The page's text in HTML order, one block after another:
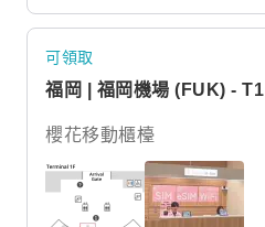
可領取
福岡 | 福岡機場 (FUK) - T1
櫻花移動櫃檯